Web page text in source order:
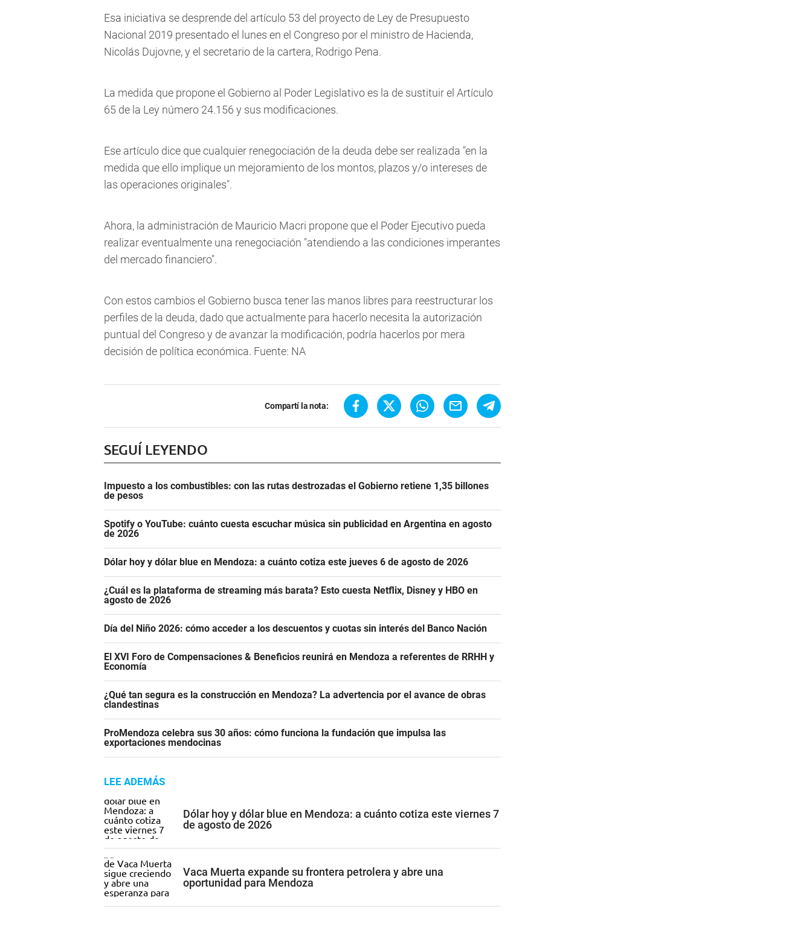
Esa iniciativa se desprende del artículo 53 del proyecto de Ley de Presupuesto
Nacional 2019 presentado el lunes en el Congreso por el ministro de Hacienda,
Nicolás Dujovne, y el secretario de la cartera, Rodrigo Pena.
La medida que propone el Gobierno al Poder Legislativo es la de sustituir el Artículo
65 de la Ley número 24.156 y sus modificaciones.
Ese artículo dice que cualquier renegociación de la deuda debe ser realizada "en la
medida que ello implique un mejoramiento de los montos, plazos y/o intereses de
las operaciones originales".
Ahora, la administración de Mauricio Macri propone que el Poder Ejecutivo pueda
realizar eventualmente una renegociación "atendiendo a las condiciones imperantes
del mercado financiero".
Con estos cambios el Gobierno busca tener las manos libres para reestructurar los
perfiles de la deuda, dado que actualmente para hacerlo necesita la autorización
puntual del Congreso y de avanzar la modificación, podría hacerlos por mera
decisión de política económica. Fuente: NA
Compartí la nota:
SEGUÍ LEYENDO
Impuesto a los combustibles: con las rutas destrozadas el Gobierno retiene 1,35 billones
de pesos
Spotify o YouTube: cuánto cuesta escuchar música sin publicidad en Argentina en agosto
de 2026
Dólar hoy y dólar blue en Mendoza: a cuánto cotiza este jueves 6 de agosto de 2026
¿Cuál es la plataforma de streaming más barata? Esto cuesta Netflix, Disney y HBO en
agosto de 2026
Día del Niño 2026: cómo acceder a los descuentos y cuotas sin interés del Banco Nación
El XVI Foro de Compensaciones & Beneficios reunirá en Mendoza a referentes de RRHH y
Economía
¿Qué tan segura es la construcción en Mendoza? La advertencia por el avance de obras
clandestinas
ProMendoza celebra sus 30 años: cómo funciona la fundación que impulsa las
exportaciones mendocinas
LEE ADEMÁS
Dólar hoy y dólar blue en Mendoza: a cuánto cotiza este viernes 7
de agosto de 2026
Vaca Muerta expande su frontera petrolera y abre una
oportunidad para Mendoza